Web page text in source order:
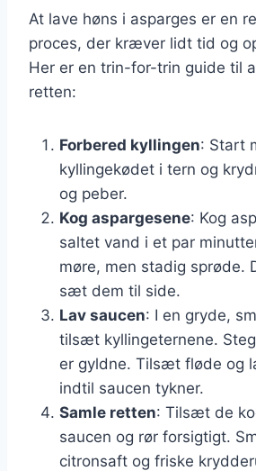
At lave høns i asparges er en
proces, der kræver lidt tid og
Her er en trin-for-trin guide til
retten:
Forbered kyllingen: Start
kyllingekødet i tern og
og peber.
Kog aspargesene: Kog
saltet vand i et par
møre, men stadig sprøde.
sæt dem til side.
Lav saucen: I en gryde,
tilsæt kyllingeternene.
er gyldne. Tilsæt fløde og
indtil saucen tykner.
Samle retten: Tilsæt de
saucen og rør forsigtigt.
citronsaft og friske